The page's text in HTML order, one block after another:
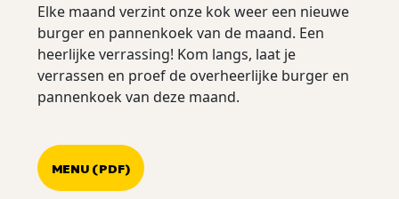
Elke maand verzint onze kok weer een nieuwe
burger en pannenkoek van de maand. Een
heerlijke verrassing! Kom langs, laat je
verrassen en proef de overheerlijke burger en
pannenkoek van deze maand.
MENU (PDF)